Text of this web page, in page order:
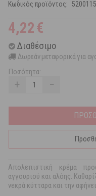
Κωδικός προϊόντος:
4,22€
Διαθέσιμο
Δωρεάν μεταφορικά για
Ποσότητα:
+ −
Απολεπιστική κρέμα
αγγουριού και αλόης.
νεκρά κύτταρα και την